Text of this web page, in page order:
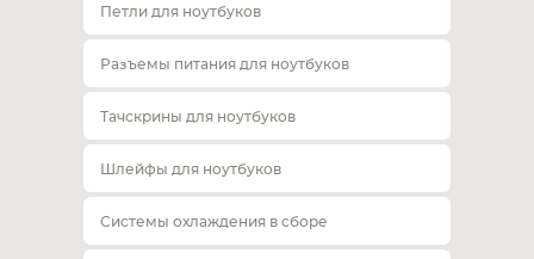
Петли для ноутбуков
Разъемы питания для ноутбуков
Тачскрины для ноутбуков
Шлейфы для ноутбуков
Системы охлаждения в сборе